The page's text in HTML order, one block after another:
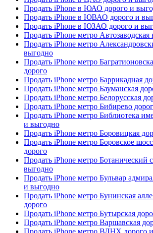
Продать iPhone в ЮАО дорого и
Продать iPhone в ЮВАО дорого и
Продать iPhone в ЮЗАО дорого и
Продать iPhone метро
Продать iPhone метро
выгодно
Продать iPhone метро
дорого
Продать iPhone метро Баррикадная
Продать iPhone метро Бауманская
Продать iPhone метро Белорусская
Продать iPhone метро Бибирево
Продать iPhone метро Библиотека
и выгодно
Продать iPhone метро Боровицкая
Продать iPhone метро Боровское
дорого
Продать iPhone метро Ботанический
выгодно
Продать iPhone метро Бульвар
и выгодно
Продать iPhone метро Бунинская
дорого
Продать iPhone метро Бутырская
Продать iPhone метро Варшавская